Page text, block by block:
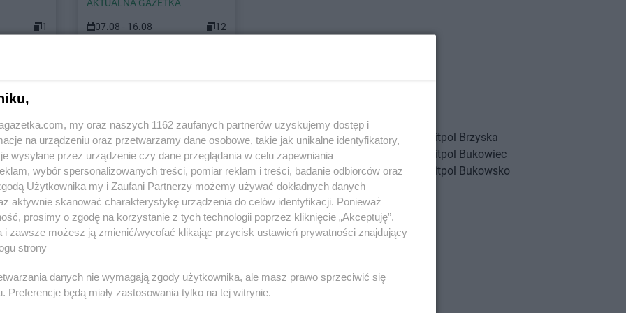
1
AKTUALNA GAZETKA
07.08 - 16.08 12
Hitpol Błędowa Tyczyńska
Hitpol Bobowa
Hitpol Bobrowa
Hitpol Borowa
Hitpol Borzęta
Hitpol Brzesko
Hitpol Brzyska
Hitpol Bukowiec
Hitpol Bukowsko
Hitpol Czaszyn
Hitpol Dominikowice Hitpol Droginia
Hitpol
Grybów
my oraz naszych 1162 zaufanych partnerów uzyskujemy dostęp i
na urządzeniu oraz przetwarzamy dane osobowe, takie jak unikalne identyfikatory,
wysyłane przez urządzenie czy dane przeglądania w celu zapewniania
wybór spersonalizowanych treści, pomiar reklam i treści, badanie odbiorców oraz
Użytkownika my i Zaufani Partnerzy możemy używać dokładnych danych
aktywnie skanować charakterystykę urządzenia do celów identyfikacji. Ponieważ
prosimy o zgodę na korzystanie z tych technologii poprzez kliknięcie „Akceptuję”.
i zawsze możesz ją zmienić/wycofać klikając przycisk ustawień prywatności znajdujący
strony
danych nie wymagają zgody użytkownika, ale masz prawo sprzeciwić się
Preferencje będą miały zastosowania tylko na tej witrynie.